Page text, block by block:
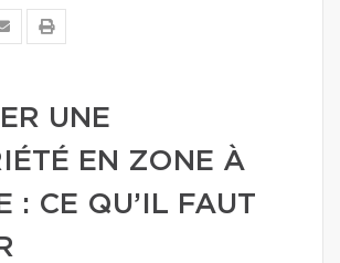
UNE
EN ZONE À
: CE QU’IL FAUT